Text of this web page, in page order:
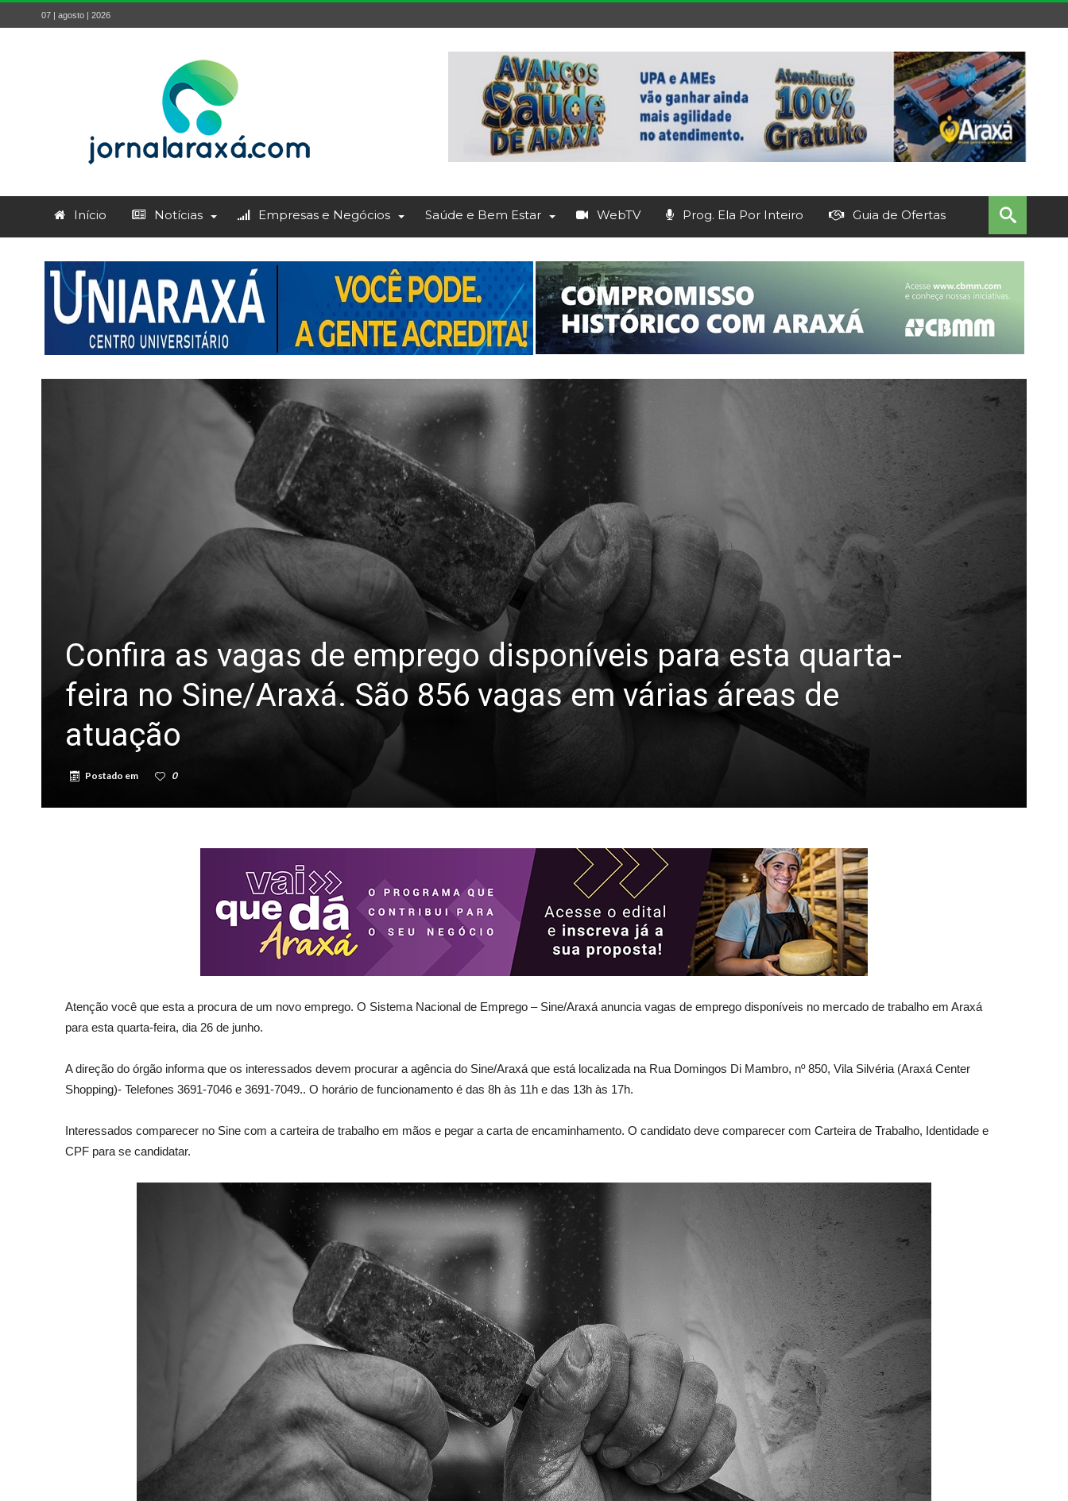
07 | agosto | 2026
Início Notícias Empresas e Negócios Saúde e Bem Estar WebTV Prog. Ela Por Inteiro Guia de Ofertas
Confira as vagas de emprego disponíveis para esta quarta-
feira no Sine/Araxá. São 856 vagas em várias áreas de
atuação
Postado em 0
Atenção você que esta a procura de um novo emprego. O Sistema Nacional de Emprego – Sine/Araxá anuncia vagas de emprego disponíveis no mercado de trabalho em Araxá
para esta quarta-feira, dia 26 de junho.
A direção do órgão informa que os interessados devem procurar a agência do Sine/Araxá que está localizada na Rua Domingos Di Mambro, nº 850, Vila Silvéria (Araxá Center
Shopping)- Telefones 3691-7046 e 3691-7049.. O horário de funcionamento é das 8h às 11h e das 13h às 17h.
Interessados comparecer no Sine com a carteira de trabalho em mãos e pegar a carta de encaminhamento. O candidato deve comparecer com Carteira de Trabalho, Identidade e
CPF para se candidatar.